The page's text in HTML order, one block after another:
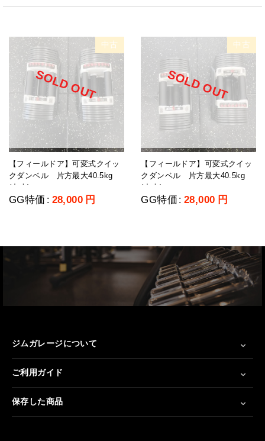
TUFFSTUFF(タフスタッフ)
ZIVA
エヴォルギア
タフスタッフ
ノーチラス
ハンマー・ストレングス
パワーブロック
ボディソリッド
中古
SOLD OUT
【フィールドア】可変式クイッ
クダンベル 片方最大40.5kg
(中古)
GG特価 : 28,000 円
中古
SOLD OUT
【フィールドア】可変式クイッ
クダンベル 片方最大40.5kg
(中古)
GG特価 : 28,000 円
ジムガレージについて
ご利用ガイド
保存した商品